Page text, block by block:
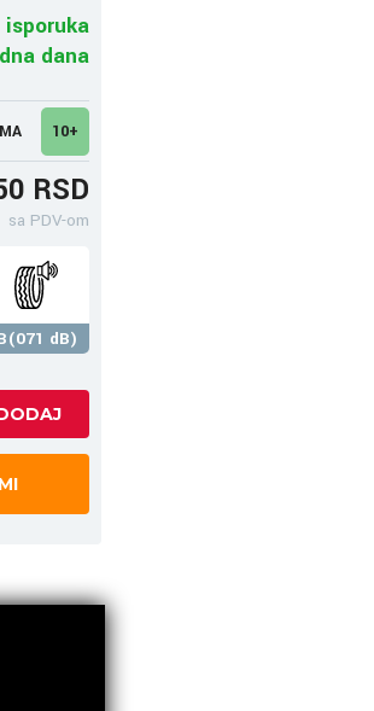
dana
10+
RSD
sa PDV-om
dB)